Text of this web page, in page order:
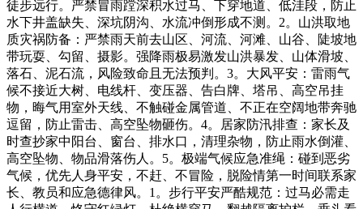
徒步远行。严禁冒雨蹚深积水过马、下穿地道、低洼段，防止
水下井盖缺失、深坑阴沟、水流冲倒形成不测。2。山洪取地
质灾祸防备：严禁雨天前去山区、河流、河滩、山谷、陡坡地
带玩耍、勾留、摄影。强降雨极易激发山洪暴发、山体滑坡、
落石、泥石流，风险致命且无法预判。3。大风平安：雷雨气
候不接近大树、电线杆、变压器、告白牌、塔吊、高空吊挂
物，晦气用室外天线、不触碰金属管道、不正在空阔地带奔驰
逗留，防止雷击、高空坠物砸伤。4。居家防汛排查：家长及
时查抄家中阳台、窗台、排水口，清理杂物，防止雨水倒灌、
高空坠物、物品滑落伤人。5。极端气候应急准绳：碰到恶劣
气候，优先人身平安，不赶、不冒险，脱险情第一时间联系家
长、教员和应急德律风。1。步行平安严酷规范：过马必需走